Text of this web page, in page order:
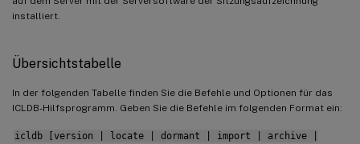
installiert.
Übersichtstabelle
In der folgenden Tabelle finden Sie die Befehle und Optionen für das
ICLDB-Hilfsprogramm. Geben Sie die Befehle im folgenden Format ein:
icldb [version | locate | dormant | import | archive |